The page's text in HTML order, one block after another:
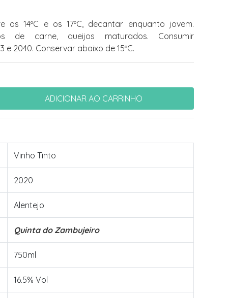
os 14ºC e os 17ºC, decantar enquanto jovem.
de carne, queijos maturados. Consumir
2040. Conservar abaixo de 15ºC.
Vinho Tinto
2020
Alentejo
Quinta do Zambujeiro
750ml
16.5% Vol